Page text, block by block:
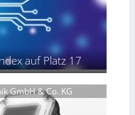
auf Platz 17
GmbH & Co. KG